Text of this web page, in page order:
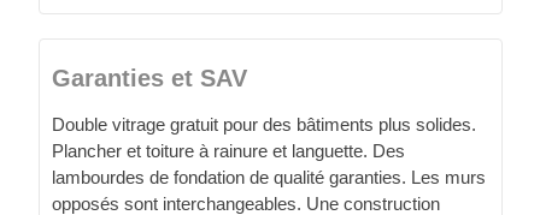
Garanties et SAV
Double vitrage gratuit pour des bâtiments plus solides.
Plancher et toiture à rainure et languette. Des
lambourdes de fondation de qualité garanties. Les murs
opposés sont interchangeables. Une construction